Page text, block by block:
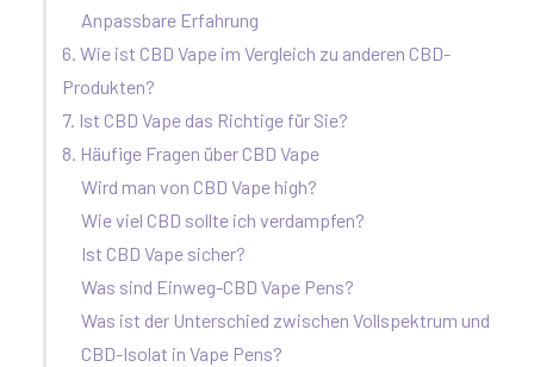
Anpassbare Erfahrung
6. Wie ist CBD Vape im Vergleich zu anderen CBD-
Produkten?
7. Ist CBD Vape das Richtige für Sie?
8. Häufige Fragen über CBD Vape
Wird man von CBD Vape high?
Wie viel CBD sollte ich verdampfen?
Ist CBD Vape sicher?
Was sind Einweg-CBD Vape Pens?
Was ist der Unterschied zwischen Vollspektrum und
CBD-Isolat in Vape Pens?